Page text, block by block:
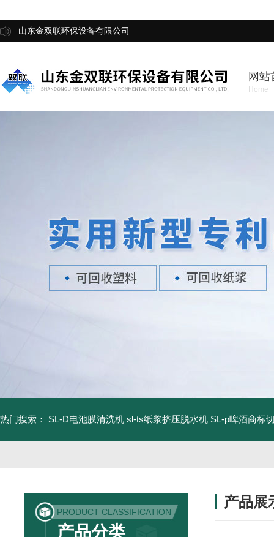
山东金双联环保设备有限公司
网站
Home
热门搜索： SL-D电池膜清洗机 sl-ts纸浆挤压脱水机 SL-p啤酒商标
PRODUCT CLASSIFICATION
产品分类
产品展